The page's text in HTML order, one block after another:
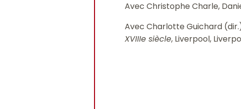
Avec Christophe Charle,
Avec Charlotte Guichard
XVIIIe siècle, Liverpool,